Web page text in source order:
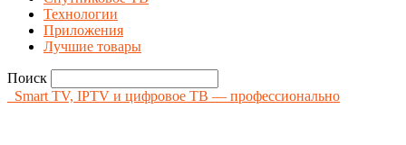
Технологии
Приложения
Лучшие товары
Поиск
Smart TV, IPTV и цифровое ТВ — профессионально